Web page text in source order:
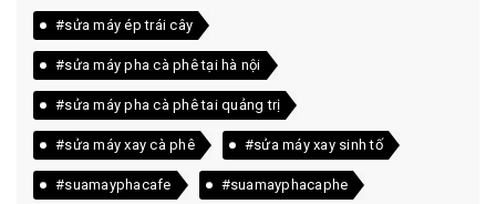
#sửa máy ép trái cây
#sửa máy pha cà phê tại hà nội
#sửa máy pha cà phê tai quảng trị
#sửa máy xay cà phê #sửa máy xay sinh tố
#suamayphacafe #suamayphacaphe